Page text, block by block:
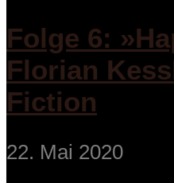
Folge 6:
Florian
Fiction
22. Mai 2020